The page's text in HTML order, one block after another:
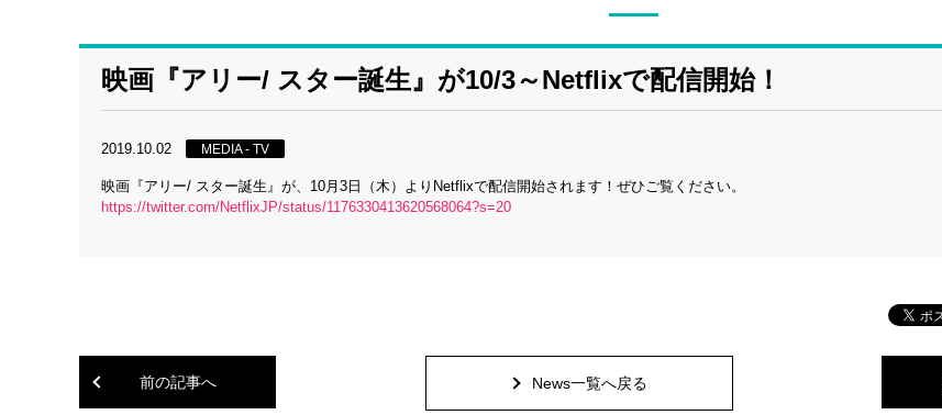
映画『アリー/ スター誕生』が10/3～Netflixで配信開始！
2019.10.02 MEDIA - TV
映画『アリー/ スター誕生』が、10月3日（木）よりNetflixで配信開始されます！ぜひご覧ください。
https://twitter.com/NetflixJP/status/1176330413620568064?s=20
前の記事へ News一覧へ戻る